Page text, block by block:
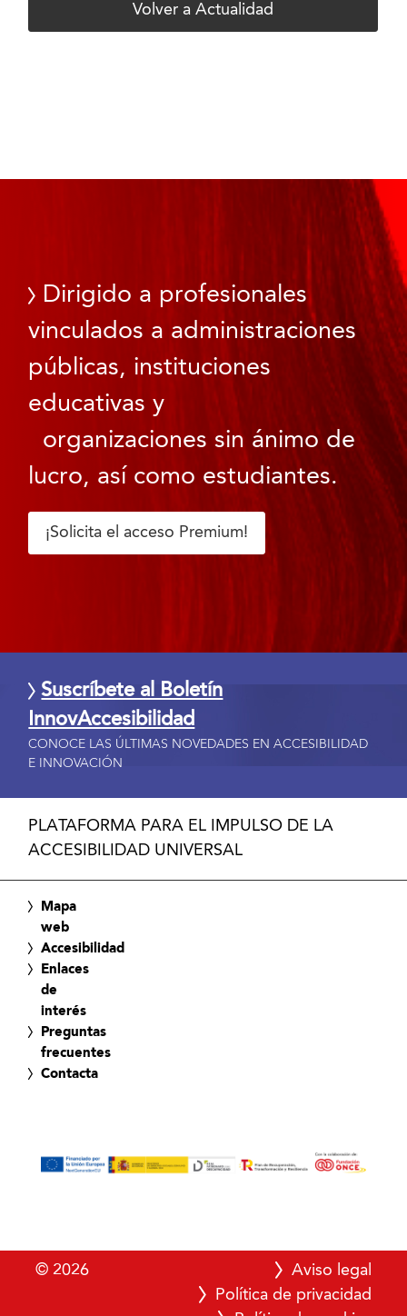
Volver a Actualidad
Dirigido a profesionales
vinculados a administraciones
públicas, instituciones
educativas y
organizaciones sin ánimo de
lucro, así como estudiantes.
¡Solicita el acceso Premium!
Suscríbete al Boletín
InnovAccesibilidad
CONOCE LAS ÚLTIMAS NOVEDADES EN ACCESIBILIDAD
E INNOVACIÓN
PLATAFORMA PARA EL IMPULSO DE LA
ACCESIBILIDAD UNIVERSAL
Mapa
web
Accesibilidad
Enlaces
de
interés
Preguntas
frecuentes
Contacta
© 2026
Aviso legal
Política de privacidad